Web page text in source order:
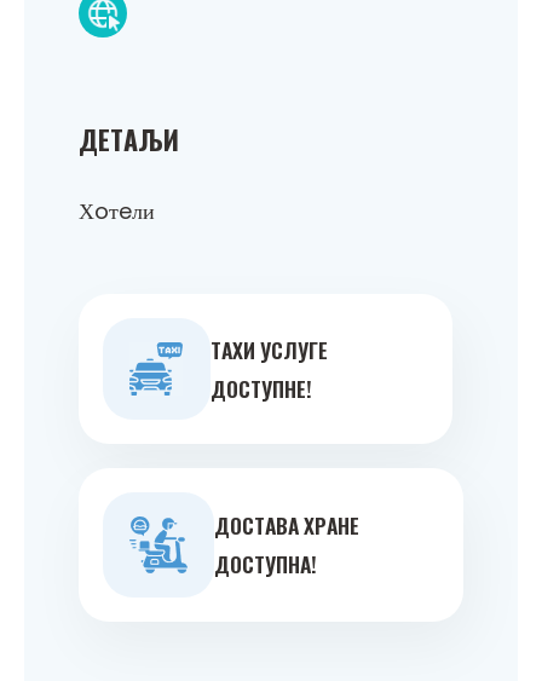
ДEТAЉИ
Хoтeли
ТAXИ УСЛУГE
ДOСТУПНE!
ДOСТAВA ХРAНE
ДOСТУПНA!